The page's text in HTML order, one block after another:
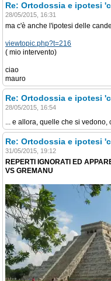
Re: Ortodossia e ipotesi
28/05/2015, 16:31
ma c'è anche l'ipotesi delle
viewtopic.php?t=216
( mio intervento)
ciao
mauro
Re: Ortodossia e ipotesi
28/05/2015, 16:54
... e allora, quelle che si vedono,
Re: Ortodossia e ipotesi
31/05/2015, 19:12
REPERTI IGNORATI ED
VS GREMANU